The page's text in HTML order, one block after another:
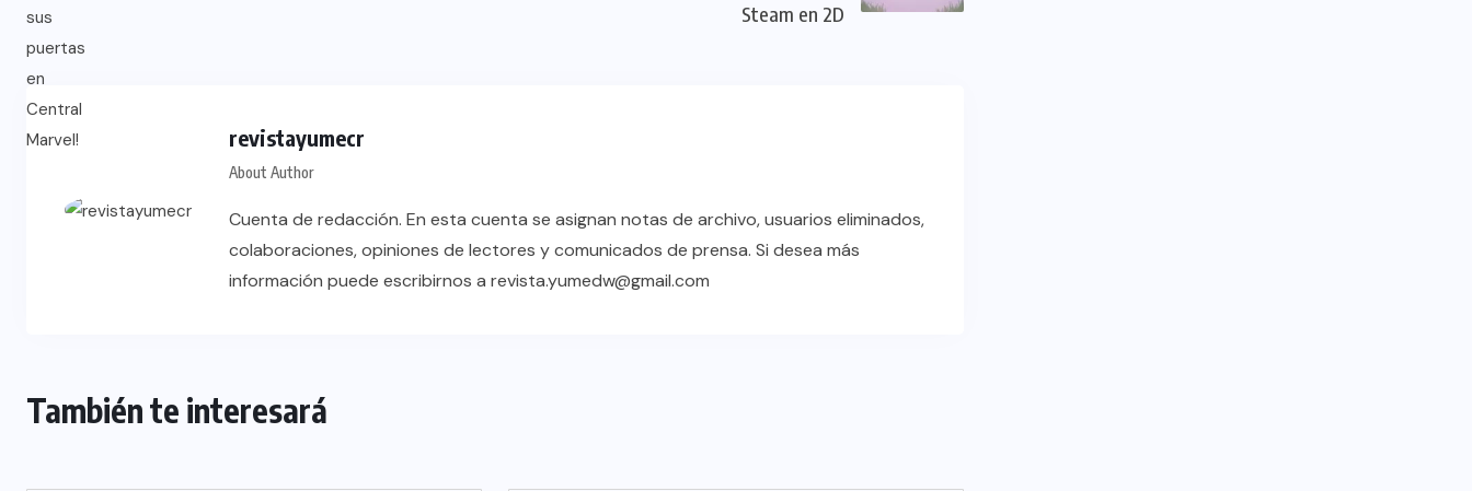
Steam en 2D
revistayumecr
About Author
Cuenta de redacción. En esta cuenta se asignan notas de archivo, usuarios eliminados,
colaboraciones, opiniones de lectores y comunicados de prensa. Si desea más
información puede escribirnos a revista.yumedw@gmail.com
También te interesará